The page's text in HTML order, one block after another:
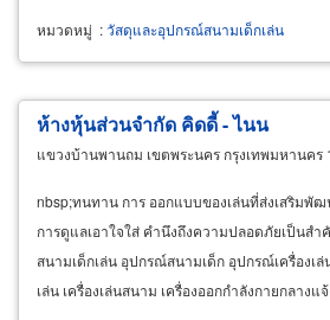
หมวดหมู่ :วัสดุและอุปกรณ์สนามเด็กเล่น
ห้างหุ้นส่วนจำกัด คิดดี้ - ไนน
แขวงบ้านพานถม เขตพระนคร กรุงเทพมหานคร
nbsp;ทนทาน การ ออกแบบของเล่นที่ส่งเสริมพัฒ
การดูแลเอาใจใส่ คำนึงถึงความปลอดภัยเป็นสำ
สนามเด็กเล่น อุปกรณ์สนามเด็ก อุปกรณ์เครื่องเ
เล่น เครื่องเล่นสนาม เครื่องออกกำลังกายกลาง